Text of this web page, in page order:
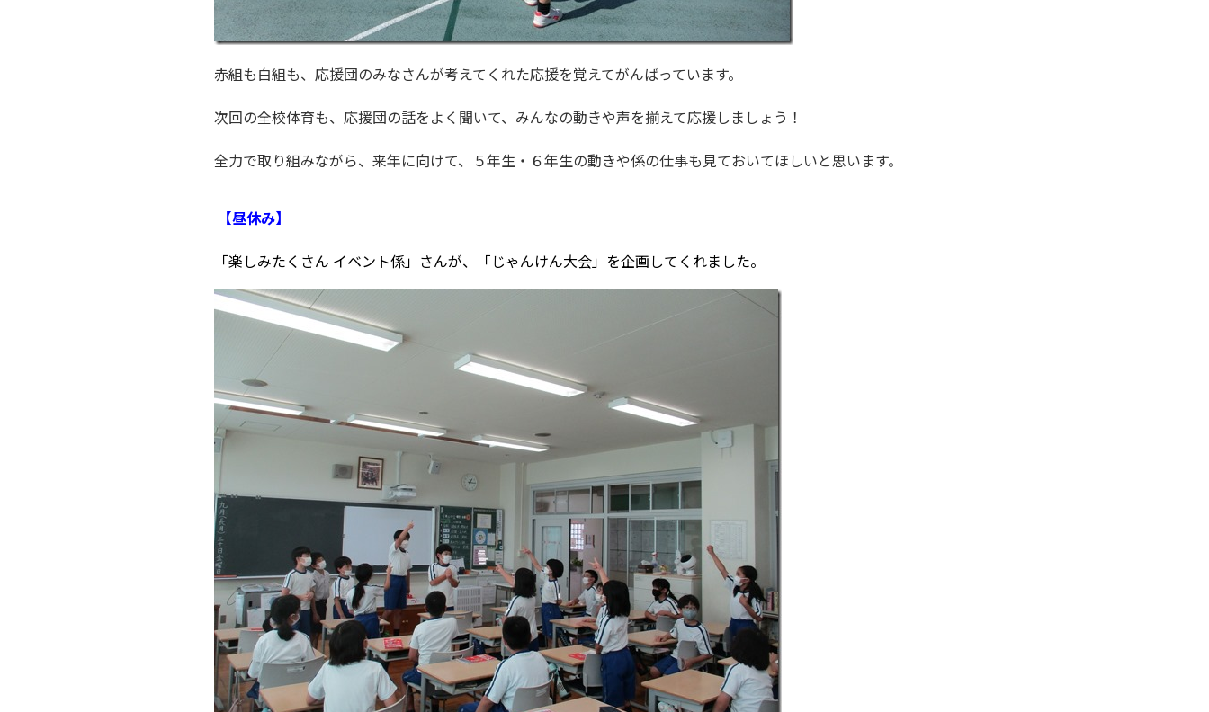
赤組も白組も、応援団のみなさんが考えてくれた応援を覚えてがんばっています。
次回の全校体育も、応援団の話をよく聞いて、みんなの動きや声を揃えて応援しましょう！
全力で取り組みながら、来年に向けて、５年生・６年生の動きや係の仕事も見ておいてほしいと思います。
【昼休み】
「楽しみたくさん イベント係」さんが、「じゃんけん大会」を企画してくれました。